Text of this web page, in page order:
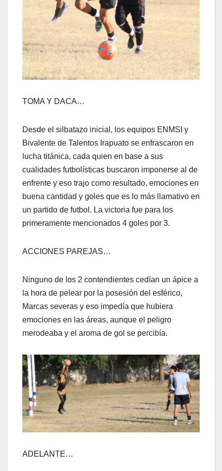
TOMA Y DACA…
Desde el silbatazo inicial, los equipos ENMSI y
Bivalente de Talentos Irapuato se enfrascaron en
lucha titánica, cada quien en base a sus
cualidades futbolísticas buscaron imponerse al de
enfrente y eso trajo como resultado, emociones en
buena cantidad y goles que es lo más llamativo en
un partido de futbol. La victoria fue para los
primeramente mencionados 4 goles por 3.
ACCIONES PAREJAS…
Ninguno de los 2 contendientes cedían un ápice a
la hora de pelear por la posesión del esférico,
Marcas severas y eso impedía que hubiera
emociones en las áreas, aunque el peligro
merodeaba y el aroma de gol se percibía.
ADELANTE…